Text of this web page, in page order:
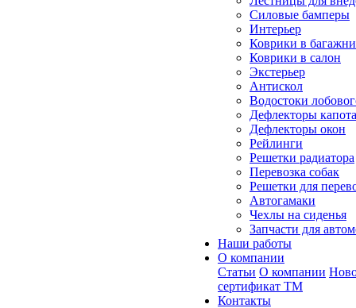
Силовые бамперы
Интерьер
Коврики в
Коврики в салон
Экстерьер
Антискол
Водостоки
Дефлекторы капота
Дефлекторы окон
Рейлинги
Решетки радиатора
Перевозка собак
Решетки для
Автогамаки
Чехлы на сиденья
Запчасти для
Наши работы
О компании
Статьи О компании
сертификат ТМ
Контакты